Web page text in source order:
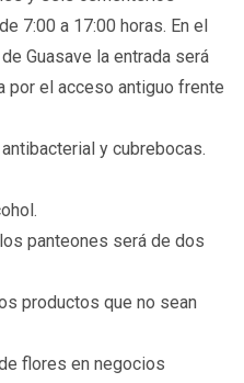
7:00 a 17:00 horas. En el
Guasave la entrada será
por el acceso antiguo frente
y cubrebocas.
panteones será de dos
productos que no sean
flores en negocios